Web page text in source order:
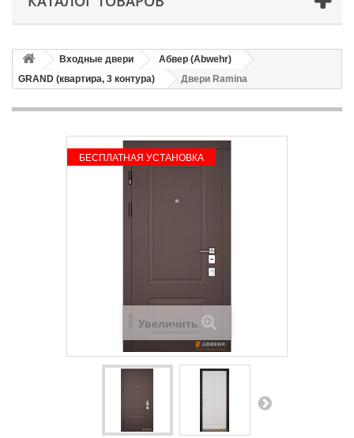
Входные двери
Абвер (Abwehr)
GRAND (квартира, 3 контура)
Двери Ramina
БЕСПЛАТНАЯ УСТАНОВКА
Увеличить